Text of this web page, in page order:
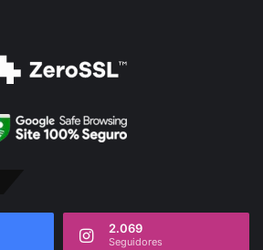
2.069
Seguidores